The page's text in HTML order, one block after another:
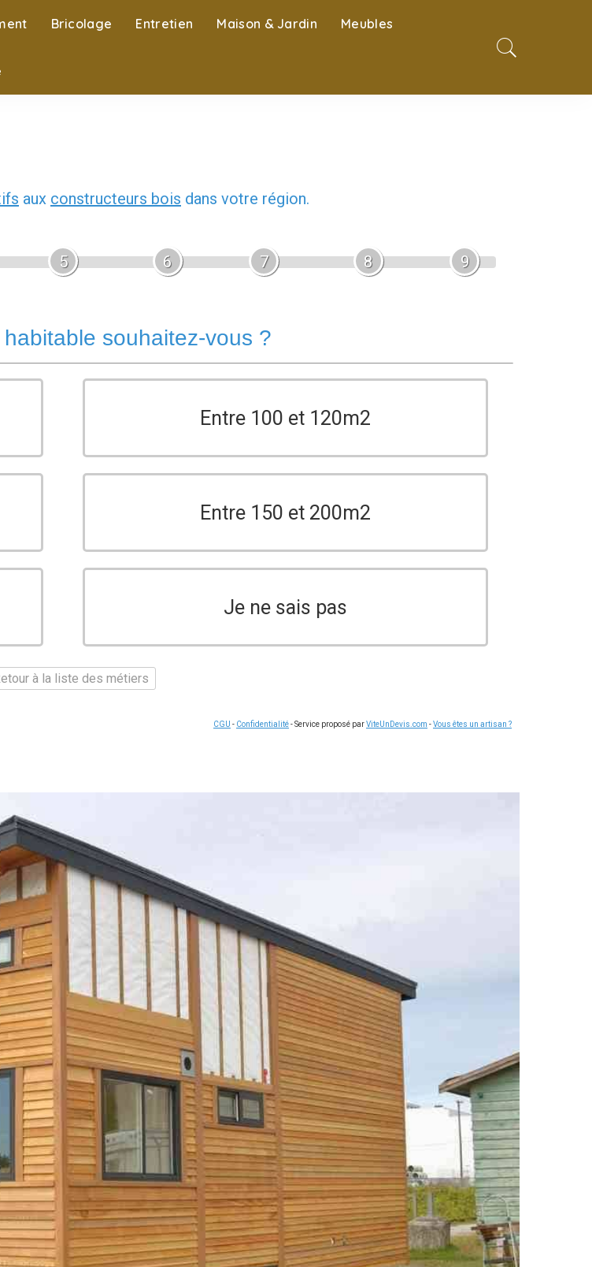
Bricolage Entretien Maison & Jardin Meubles
aux constructeurs bois dans votre région.
5 6 7 8 9
souhaitez-vous ?
Entre 100 et 120m2
Entre 150 et 200m2
Je ne sais pas
à la liste des métiers
CGU - Confidentialité- Service proposé parViteUnDevis.com -Vous êtes un artisan ?